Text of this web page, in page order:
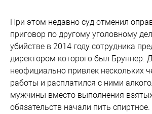
При этом недавно суд отменил
приговор по другому уголовному
убийстве в 2014 году сотрудника
директором которого был Бруннер.
неофициально привлек нескольких
работы и расплатился с ними
мужчины вместо выполнения
обязательств начали пить